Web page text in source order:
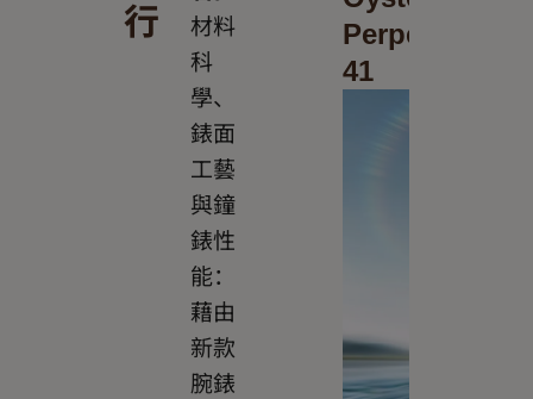
行
材料
科
學、
錶面
工藝
與鐘
錶性
能：
藉由
新款
腕錶
Perpetual
41